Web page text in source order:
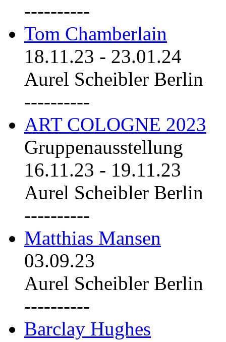
----------
Tom Chamberlain
18.11.23 - 23.01.24
Aurel Scheibler Berlin
----------
ART COLOGNE 2023
Gruppenausstellung
16.11.23 - 19.11.23
Aurel Scheibler Berlin
----------
Matthias Mansen
03.09.23
Aurel Scheibler Berlin
----------
Barclay Hughes